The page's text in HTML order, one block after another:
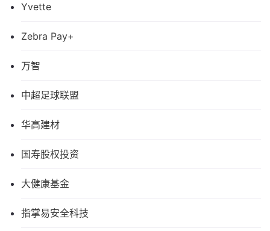
Yvette
Zebra Pay+
万智
中超足球联盟
华高建材
国寿股权投资
大健康基金
指掌易安全科技